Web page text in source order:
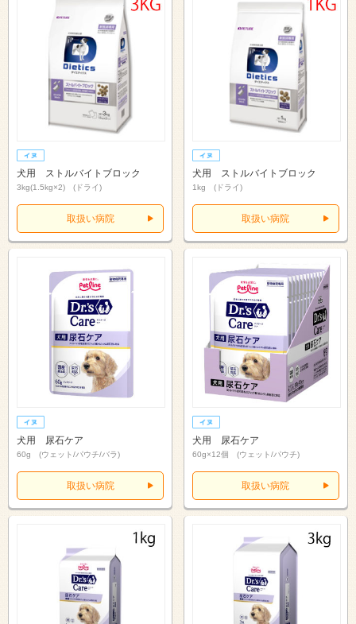
犬用 ストルバイトブロック
3kg(1.5kg×2) (ドライ)
取扱い病院
犬用 ストルバイトブロック
1kg (ドライ)
取扱い病院
犬用 尿石ケア
60g (ウェット/パウチ/バラ)
取扱い病院
犬用 尿石ケア
60g×12個 (ウェット/パウチ)
取扱い病院